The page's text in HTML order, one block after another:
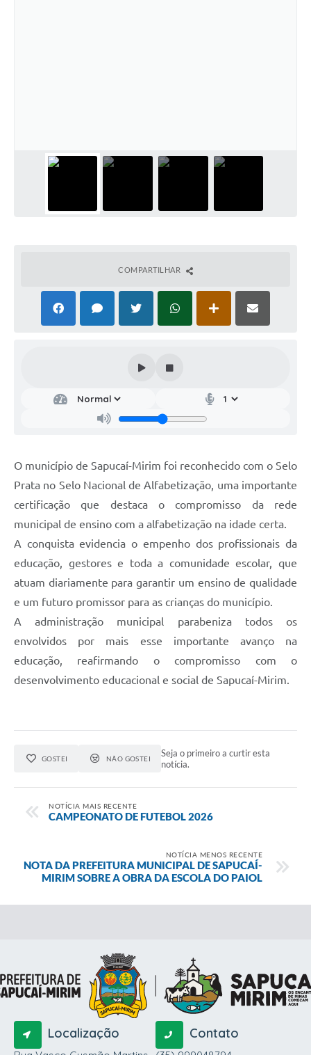
COMPARTILHAR
O município de Sapucaí-Mirim foi reconhecido com o Selo
Prata no Selo Nacional de Alfabetização, uma importante
certificação que destaca o compromisso da rede
municipal de ensino com a alfabetização na idade certa.
A conquista evidencia o empenho dos profissionais da
educação, gestores e toda a comunidade escolar, que
atuam diariamente para garantir um ensino de qualidade
e um futuro promissor para as crianças do município.
A administração municipal parabeniza todos os
envolvidos por mais esse importante avanço na
educação, reafirmando o compromisso com o
desenvolvimento educacional e social de Sapucaí-Mirim.
GOSTEI NÃO GOSTEI
Seja o primeiro a curtir esta
notícia.
NOTÍCIA MAIS RECENTE
CAMPEONATO DE FUTEBOL 2026
NOTÍCIA MENOS RECENTE
NOTA DA PREFEITURA MUNICIPAL DE SAPUCAÍ-
MIRIM SOBRE A OBRA DA ESCOLA DO PAIOL
Localização Contato